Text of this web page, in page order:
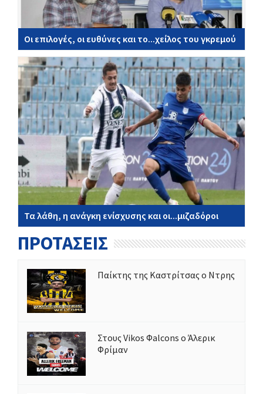
Οι επιλογές, οι ευθύνες και το...χείλος του γκρεμού
Τα λάθη, η ανάγκη ενίσχυσης και οι...μιζαδόροι
ΠΡΟΤΑΣΕΙΣ
Παίκτης της Καστρίτσας ο Ντρης
Στους Vikos Φalcons ο Άλερικ
Φρίμαν